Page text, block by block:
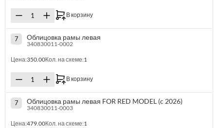
В корзину
7 Облицовка рамы левая
340830011-0002
Цена:350.00Кол. на схеме:1
В корзину
7 Облицовка рамы левая FOR RED MODEL (c 2026)
340830011-0003
Цена:479.00Кол. на схеме:1